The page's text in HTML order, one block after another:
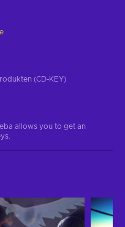
(CD-KEY)
allows you to get an